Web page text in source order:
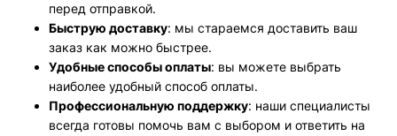
перед отправкой.
Быструю доставку: мы стараемся доставить ваш
заказ как можно быстрее.
Удобные способы оплаты: вы можете выбрать
наиболее удобный способ оплаты.
Профессиональную поддержку: наши специалисты
всегда готовы помочь вам с выбором и ответить на